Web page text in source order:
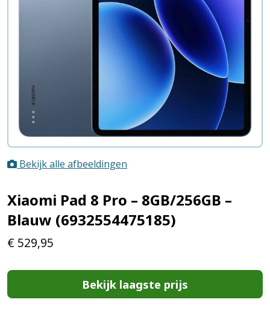
Bekijk alle afbeeldingen
Xiaomi Pad 8 Pro – 8GB/256GB –
Blauw (6932554475185)
€ 529,95
Bekijk laagste prijs